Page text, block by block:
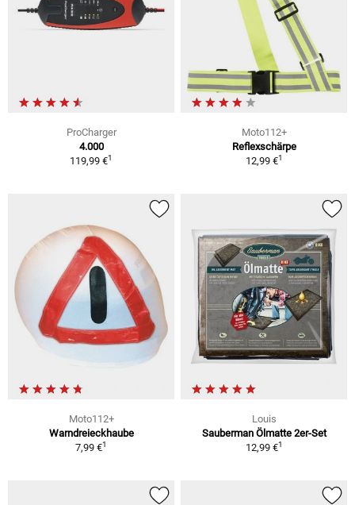
ProCharger
4.000
119,99 €1
Moto112+
Reflexschärpe
12,99 €1
Moto112+
Warndreieckhaube
7,99 €1
Louis
Sauberman Ölmatte 2er-Set
12,99 €1